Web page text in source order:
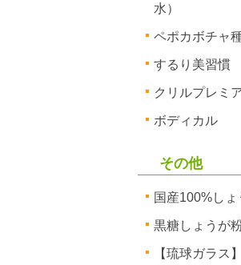
水）
ペポカボチャ
するり美習慣
クリルプレミ
ボディカル
その他
国産100%し
黒糖しょうが
【琉球ガラス